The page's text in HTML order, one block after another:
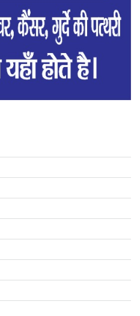
कांग्रेसियो की।
May 15, 2026 0